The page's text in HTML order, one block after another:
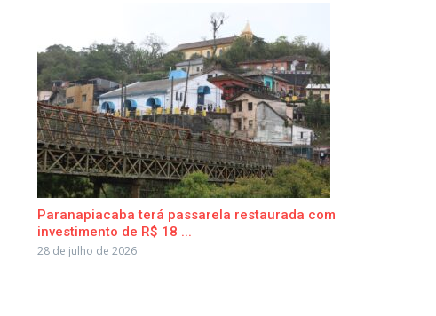
Paranapiacaba terá passarela restaurada com
investimento de R$ 18 ...
28 de julho de 2026